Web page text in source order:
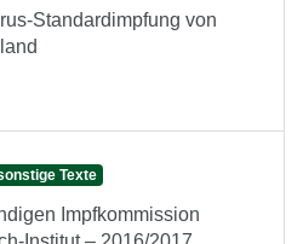
Standardimpfung von
Texte
Impfkommission